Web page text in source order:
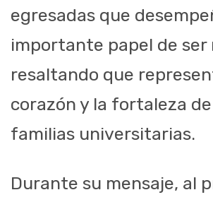
egresadas que
importante papel de ser
resaltando que
corazón y la fortaleza
familias universitarias.
Durante su mensaje, al